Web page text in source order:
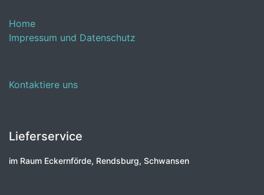
Home
Impressum und Datenschutz
Kontaktiere uns
Lieferservice
im Raum Eckernförde, Rendsburg, Schwansen